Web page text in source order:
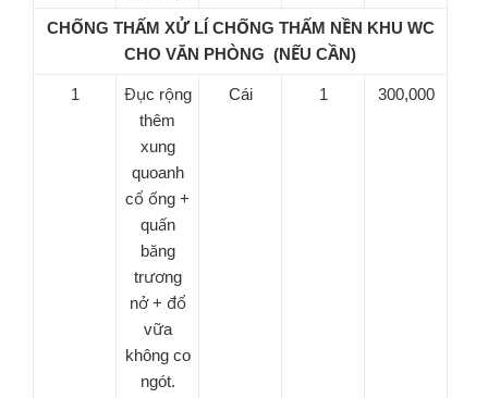
CHỐNG THẤM XỬ LÍ CHỐNG THẤM NỀN KHU WC
CHO VĂN PHÒNG (NẾU CẦN)
1
Đục rộng
thêm
xung
quoanh
cổ ống +
quấn
băng
trương
nở + đổ
vữa
không co
ngót.
Cái 1 300,000